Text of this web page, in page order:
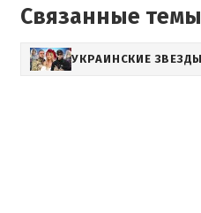
Связанные
УКРАИНСКИЕ ЗВЕЗДЫ